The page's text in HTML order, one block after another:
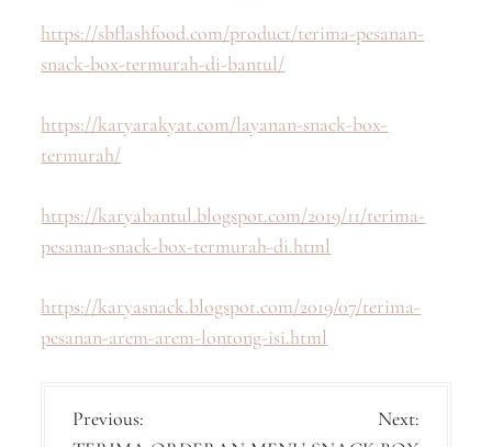
https://sbflashfood.com/product/terima-pesanan-
snack-box-termurah-di-bantul/
https://karyarakyat.com/layanan-snack-box-
termurah/
https://karyabantul.blogspot.com/2019/11/terima-
pesanan-snack-box-termurah-di.html
https://karyasnack.blogspot.com/2019/07/terima-
pesanan-arem-arem-lontong-isi.html
P
Previous:
Next: